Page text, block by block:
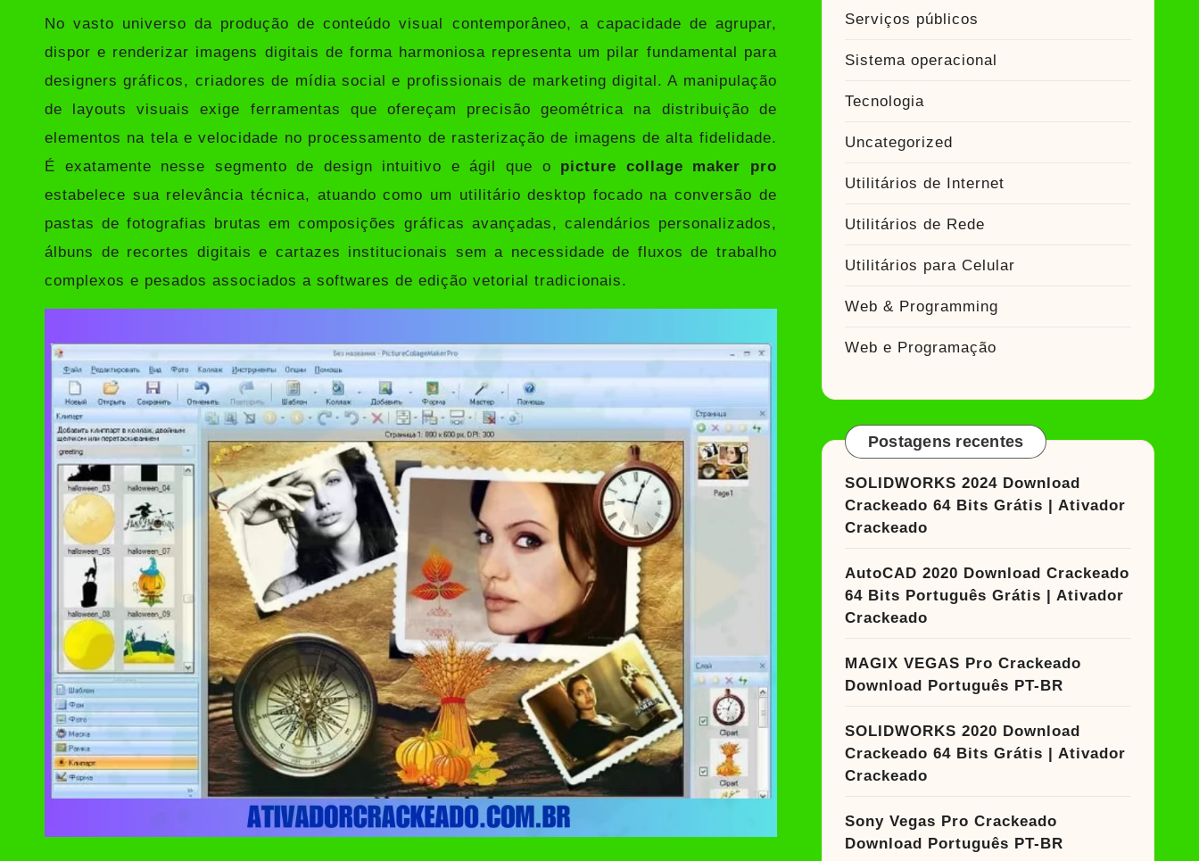
No vasto universo da produção de conteúdo visual contemporâneo, a capacidade de agrupar,
dispor e renderizar imagens digitais de forma harmoniosa representa um pilar fundamental para
designers gráficos, criadores de mídia social e profissionais de marketing digital. A manipulação
de layouts visuais exige ferramentas que ofereçam precisão geométrica na distribuição de
elementos na tela e velocidade no processamento de rasterização de imagens de alta fidelidade.
É exatamente nesse segmento de design intuitivo e ágil que o picture collage maker pro
estabelece sua relevância técnica, atuando como um utilitário desktop focado na conversão de
pastas de fotografias brutas em composições gráficas avançadas, calendários personalizados,
álbuns de recortes digitais e cartazes institucionais sem a necessidade de fluxos de trabalho
complexos e pesados associados a softwares de edição vetorial tradicionais.
Serviços públicos
Sistema operacional
Tecnologia
Uncategorized
Utilitários de Internet
Utilitários de Rede
Utilitários para Celular
Web & Programming
Web e Programação
Postagens recentes
SOLIDWORKS 2024 Download
Crackeado 64 Bits Grátis | Ativador
Crackeado
AutoCAD 2020 Download Crackeado
64 Bits Português Grátis | Ativador
Crackeado
MAGIX VEGAS Pro Crackeado
Download Português PT-BR
SOLIDWORKS 2020 Download
Crackeado 64 Bits Grátis | Ativador
Crackeado
Sony Vegas Pro Crackeado
Download Português PT-BR